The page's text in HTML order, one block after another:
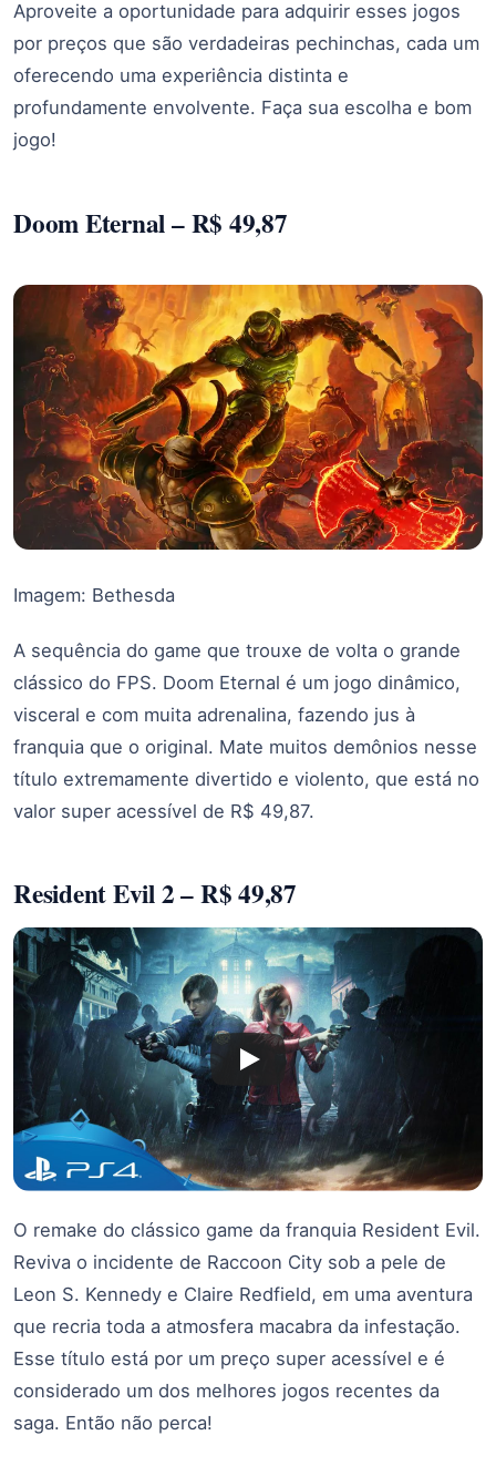
Aproveite a oportunidade para adquirir esses jogos
por preços que são verdadeiras pechinchas, cada um
oferecendo uma experiência distinta e
profundamente envolvente. Faça sua escolha e bom
jogo!
Doom Eternal – R$ 49,87
Imagem: Bethesda
A sequência do game que trouxe de volta o grande
clássico do FPS. Doom Eternal é um jogo dinâmico,
visceral e com muita adrenalina, fazendo jus à
franquia que o original. Mate muitos demônios nesse
título extremamente divertido e violento, que está no
valor super acessível de R$ 49,87.
Resident Evil 2 – R$ 49,87
O remake do clássico game da franquia Resident Evil.
Reviva o incidente de Raccoon City sob a pele de
Leon S. Kennedy e Claire Redfield, em uma aventura
que recria toda a atmosfera macabra da infestação.
Esse título está por um preço super acessível e é
considerado um dos melhores jogos recentes da
saga. Então não perca!